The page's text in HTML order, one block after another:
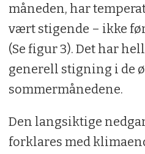
måneden, har
vært stigende – ikke
(Se figur 3). Det har
generell stigning i de
sommermånedene.
Den langsiktige
forklares med